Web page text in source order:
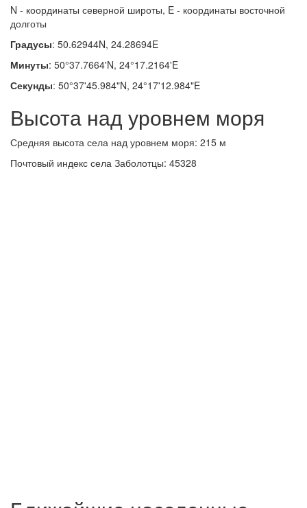
N - координаты северной широты, E - координаты восточной
долготы
Градусы: 50.62944N, 24.28694E
Минуты: 50°37.7664'N, 24°17.2164'E
Секунды: 50°37'45.984"N, 24°17'12.984"E
Высота над уровнем моря
Средняя высота села над уровнем моря: 215 м
Почтовый индекс села Заболотцы: 45328